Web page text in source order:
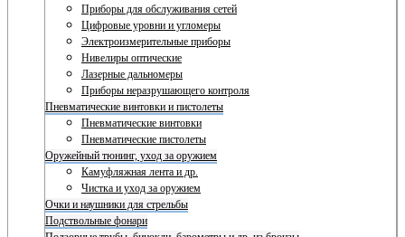
Приборы для обслуживания сетей
Цифровые уровни и угломеры
Электроизмерительные приборы
Нивелиры оптические
Лазерные дальномеры
Приборы неразрушающего контроля
Пневматические винтовки и пистолеты
Пневматические винтовки
Пневматические пистолеты
Оружейный тюнинг, уход за оружием
Камуфляжная лента и др.
Чистка и уход за оружием
Очки и наушники для стрельбы
Подствольные фонари